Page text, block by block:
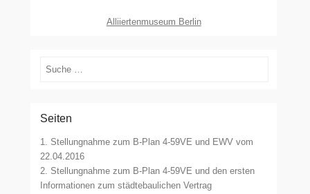
Alliiertenmuseum Berlin
Suchen
Seiten
1. Stellungnahme zum B-Plan 4-59VE und EWV vom
22.04.2016
2. Stellungnahme zum B-Plan 4-59VE und den ersten
Informationen zum städtebaulichen Vertrag